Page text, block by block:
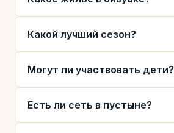
Какой лучший сезон?
Могут ли участвовать дети?
Есть ли сеть в пустыне?